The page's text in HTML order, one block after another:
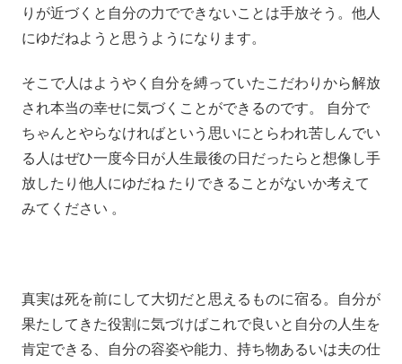
りが近づくと自分の力でできないことは手放そう。他人
にゆだねようと思うようになります。
そこで人はようやく自分を縛っていたこだわりから解放
され本当の幸せに気づくことができるのです。 自分で
ちゃんとやらなければという思いにとらわれ苦しんでい
る人はぜひ一度今日が人生最後の日だったらと想像し手
放したり他人にゆだね たりできることがないか考えて
みてください 。
真実は死を前にして大切だと思えるものに宿る。自分が
果たしてきた役割に気づけばこれで良いと自分の人生を
肯定できる、自分の容姿や能力、持ち物あるいは夫の仕